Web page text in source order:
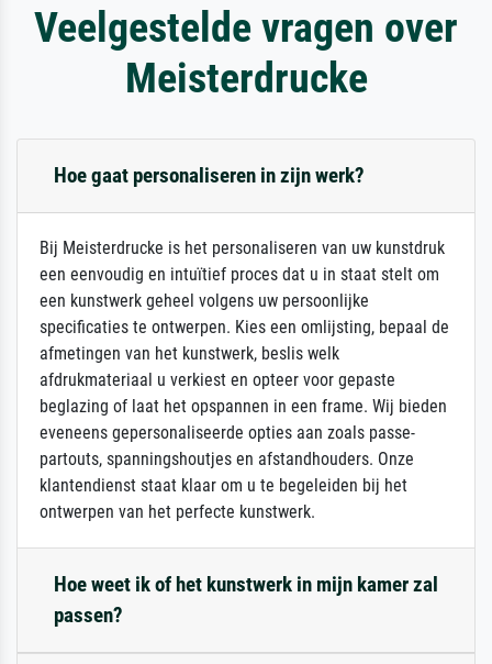
Veelgestelde vragen over
Meisterdrucke
Hoe gaat personaliseren in zijn werk?
Bij Meisterdrucke is het personaliseren van uw kunstdruk
een eenvoudig en intuïtief proces dat u in staat stelt om
een kunstwerk geheel volgens uw persoonlijke
specificaties te ontwerpen. Kies een omlijsting, bepaal de
afmetingen van het kunstwerk, beslis welk
afdrukmateriaal u verkiest en opteer voor gepaste
beglazing of laat het opspannen in een frame. Wij bieden
eveneens gepersonaliseerde opties aan zoals passe-
partouts, spanningshoutjes en afstandhouders. Onze
klantendienst staat klaar om u te begeleiden bij het
ontwerpen van het perfecte kunstwerk.
Hoe weet ik of het kunstwerk in mijn kamer zal
passen?